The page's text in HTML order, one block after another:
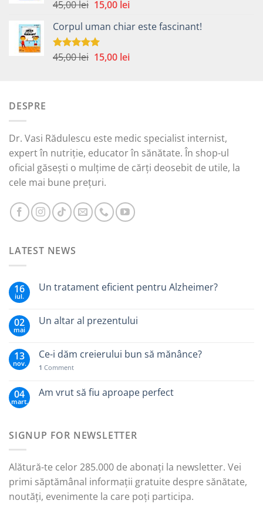
Evaluat la
45,00lei Prețul
a
fost:
45,00 lei.
15,00 leiPrețul
este:
Corpul uman chiar este fascinant!
Evaluat la
45,00lei Prețul
15,00 leiPrețul
DESPRE
Dr. Vasi Rădulescu este medic specialist internist,
expert în nutriție, educator în sănătate. În shop-ul
oficial găsești o mulțime de cărți deosebit de utile, la
cele mai bune prețuri.
LATEST NEWS
16
iul.
Un tratament eficient pentru Alzheimer?
02
mai
Un altar al prezentului
13
nov.
Ce-i dăm creierului bun să mănânce?
1 Comment
04
mart.
Am vrut să fiu aproape perfect
SIGNUP FOR NEWSLETTER
Alătură-te celor 285.000 de abonați la newsletter. Vei
primi săptămânal informații gratuite despre sănătate,
noutăți, evenimente la care poți participa.